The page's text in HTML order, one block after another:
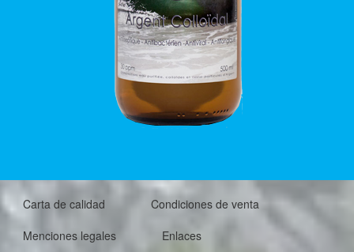
Carta de calidad
Condiciones de venta
Menciones legales
Enlaces